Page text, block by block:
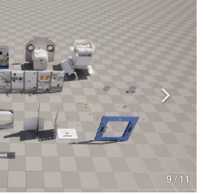
9 / 11